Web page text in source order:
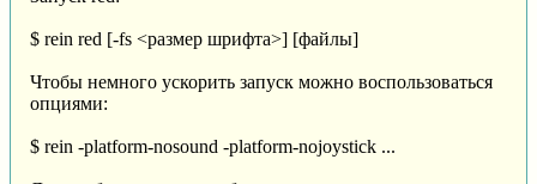
$ rein red [-fs <размер шрифта>] [файлы]
Чтобы немного ускорить запуск можно воспользоваться
опциями:
$ rein -platform-nosound -platform-nojoystick ...